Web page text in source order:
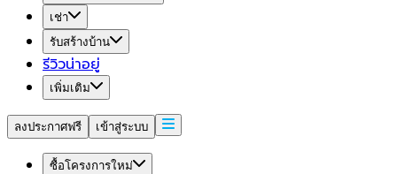
เช่า
รับสร้างบ้าน
รีวิวน่าอยู่
เพิ่มเติม
ลงประกาศฟรี เข้าสู่ระบบ
ซื้อโครงการใหม่